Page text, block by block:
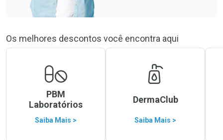
Os melhores descontos você encontra aqui
PBM
Laboratórios
Saiba Mais >
DermaClub
Saiba Mais >